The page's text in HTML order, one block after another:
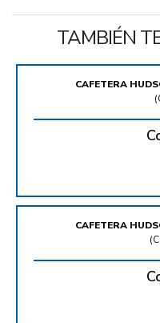
TAMBIÉN
CAFETERA
(
CAFETERA
(